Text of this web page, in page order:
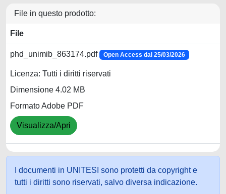
File in questo prodotto:
File
phd_unimib_863174.pdf Open Access dal 25/03/2026
Licenza: Tutti i diritti riservati
Dimensione 4.02 MB
Formato Adobe PDF
Visualizza/Apri
I documenti in UNITESI sono protetti da copyright e
tutti i diritti sono riservati, salvo diversa indicazione.